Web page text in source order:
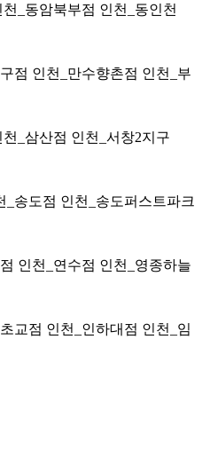
_동암북부점 인천_동인천
점 인천_만수향촌점 인천_부
_삼산점 인천_서창2지구
송도점 인천_송도퍼스트파크
인천_연수점 인천_영종하늘
교점 인천_인하대점 인천_임